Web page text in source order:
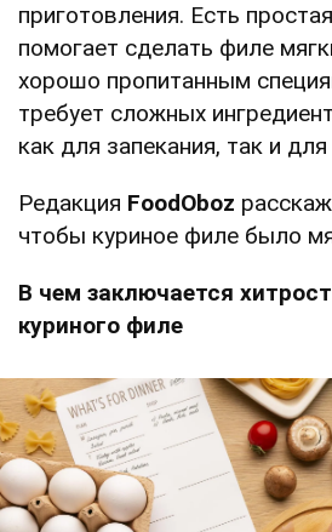
приготовления. Есть
помогает сделать филе
хорошо пропитанным
требует сложных
как для запекания, так и
Редакция FoodOboz
чтобы куриное филе было
В чем заключается
куриного филе